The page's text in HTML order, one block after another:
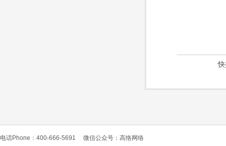
电话Phone：400-666-5691 微信公众号：高恪网络